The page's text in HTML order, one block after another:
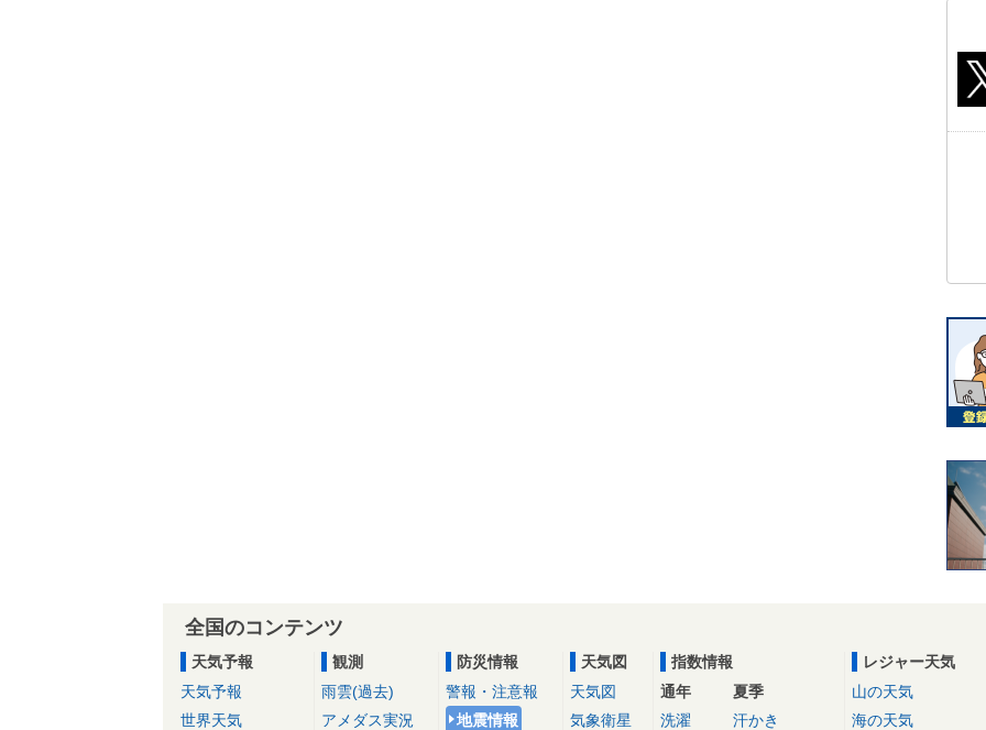
全国のコンテンツ
天気予報
天気予報
世界天気
観測
雨雲(過去)
アメダス実況
防災情報
警報・注意報
地震情報
天気図
天気図
気象衛星
指数情報
通年
洗濯
夏季
汗かき
レジャー天気
山の天気
海の天気